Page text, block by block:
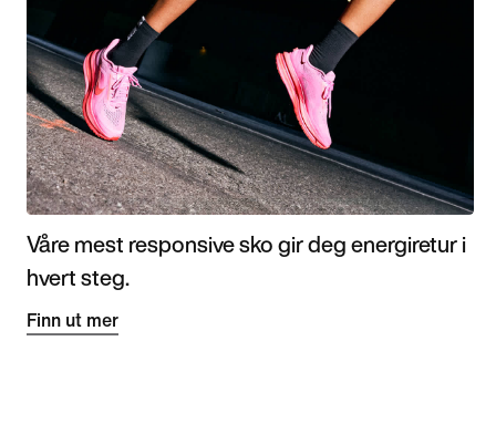
Våre mest responsive sko gir deg energiretur i
hvert steg.
Finn ut mer